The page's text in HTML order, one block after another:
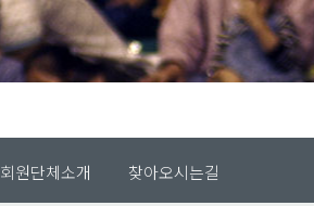
회원단체소개 찾아오시는길